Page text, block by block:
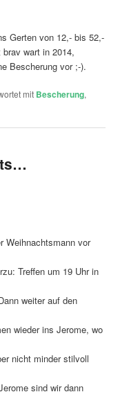
Gerten von 12,- bis 52,-
wart in 2014,
Bescherung vor ;-).
mit Bescherung,
Weihnachtsmann vor
Treffen um 19 Uhr in
weiter auf den
wieder ins Jerome, wo
nicht minder stilvoll
sind wir dann